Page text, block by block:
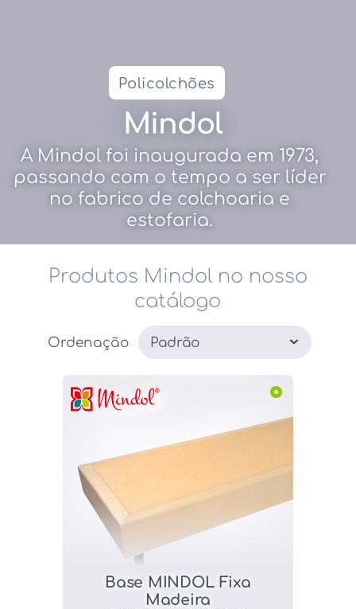
Policolchões
Mindol
A Mindol foi inaugurada em 1973,
passando com o tempo a ser líder
no fabrico de colchoaria e
estofaria.
Produtos Mindol no nosso
catálogo
Ordenação
Base MINDOL Fixa
Madeira